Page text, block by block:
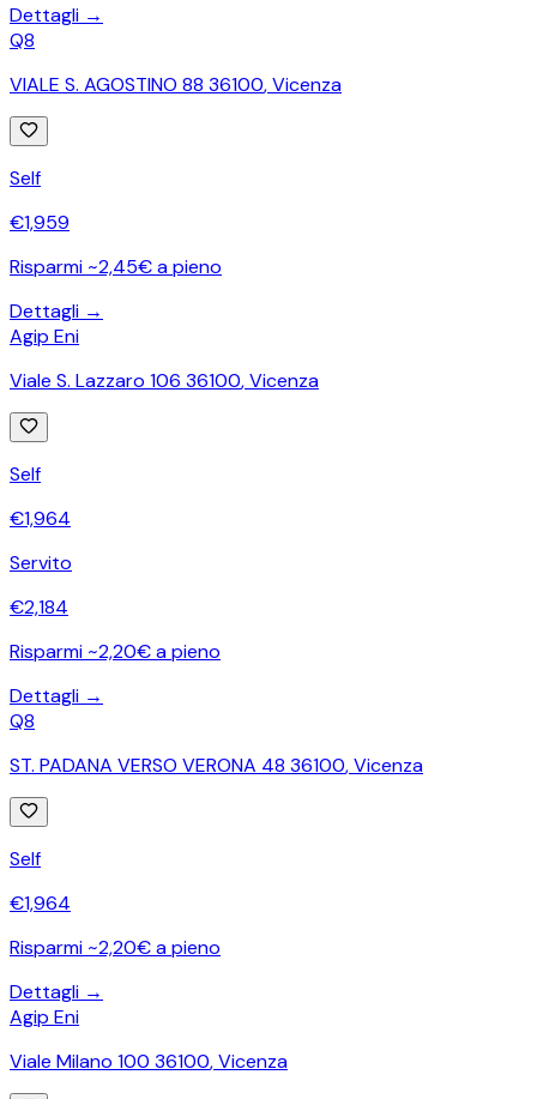
Dettagli →
Q8
VIALE S. AGOSTINO 88 36100,Vicenza
Self
€1,959
Risparmi ~2,45€ a pieno
Dettagli →
Agip Eni
Viale S. Lazzaro 106 36100,Vicenza
Self
€1,964
Servito
€2,184
Risparmi ~2,20€ a pieno
Dettagli →
Q8
ST. PADANA VERSO VERONA 48 36100,Vicenza
Self
€1,964
Risparmi ~2,20€ a pieno
Dettagli →
Agip Eni
Viale Milano 100 36100,Vicenza